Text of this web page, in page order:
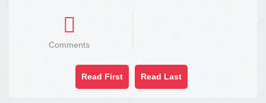
Comments
Read First Read Last